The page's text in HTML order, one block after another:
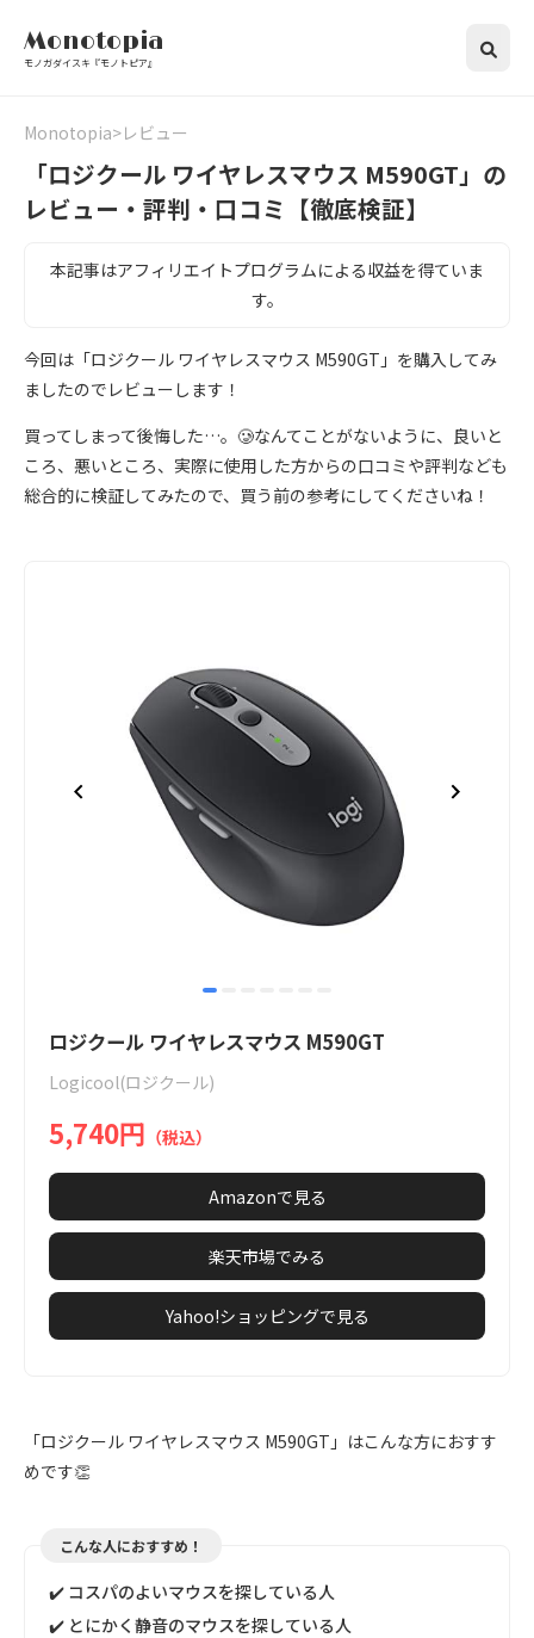
Monotopia
モノガダイスキ『モノトピア』
Monotopia レビュー
「ロジクール ワイヤレスマウス M590GT」の
レビュー・評判・口コミ【徹底検証】
本記事はアフィリエイトプログラムによる収益を得ていま
す。
今回は「ロジクール ワイヤレスマウス M590GT」を購入してみ
ましたのでレビューします！
買ってしまって後悔した…。🥲なんてことがないように、良いと
ころ、悪いところ、実際に使用した方からの口コミや評判なども
総合的に検証してみたので、買う前の参考にしてくださいね！
item
1
7
ロジクール ワイヤレスマウス M590GT
Logicool(ロジクール)
5,740円 （税込）
Amazonで見る
楽天市場でみる
Yahoo!ショッピングで見る
「ロジクール ワイヤレスマウス M590GT」はこんな方におすす
めです👏
こんな人におすすめ！
✔️ コスパのよいマウスを探している人
✔️ とにかく静音のマウスを探している人